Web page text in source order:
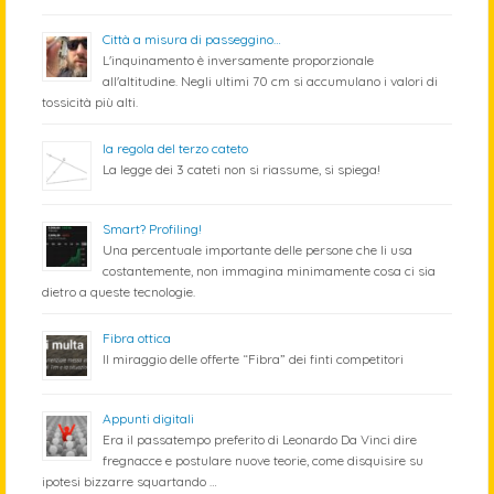
Città a misura di passeggino…
L'inquinamento è inversamente proporzionale
all'altitudine. Negli ultimi 70 cm si accumulano i valori di
tossicità più alti.
la regola del terzo cateto
La legge dei 3 cateti non si riassume, si spiega!
Smart? Profiling!
Una percentuale importante delle persone che li usa
costantemente, non immagina minimamente cosa ci sia
dietro a queste tecnologie.
Fibra ottica
Il miraggio delle offerte “Fibra” dei finti competitori
Appunti digitali
Era il passatempo preferito di Leonardo Da Vinci dire
fregnacce e postulare nuove teorie, come disquisire su
ipotesi bizzarre squartando …